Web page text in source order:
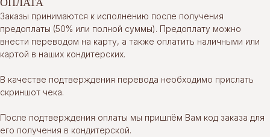
ОПЛАТА
Заказы принимаются к исполнению после получения
предоплаты (50% или полной суммы). Предоплату можно
внести переводом на карту, а также оплатить наличными или
картой в наших кондитерских.
В качестве подтверждения перевода необходимо прислать
скриншот чека.
После подтверждения оплаты мы пришлём Вам код заказа для
его получения в кондитерской.